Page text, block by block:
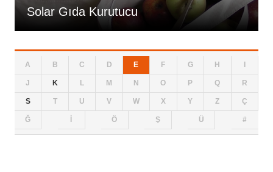
Solar Gıda Kurutucu
A B C D E F G H
J K L M N O P Q R
S T U V W X Y Z Ç
Ğ Ö Ş Ü #